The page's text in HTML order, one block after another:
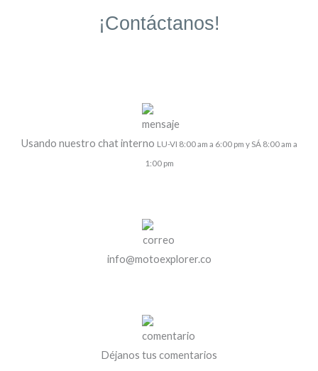
¡Contáctanos!
Usando nuestro chat interno LU-VI 8:00 am a 6:00 pm y SÁ 8:00 am a
1:00 pm
info@motoexplorer.co
Déjanos tus comentarios